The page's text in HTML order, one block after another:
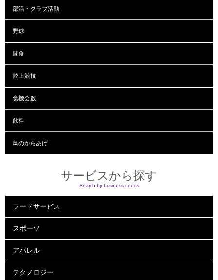
部活・クラブ活動
野球
間食
陸上競技
食機会数
飲料
鳥のからあげ
サービスから探す
Search by business needs
フードサービス
スポーツ
アパレル
テクノロジー